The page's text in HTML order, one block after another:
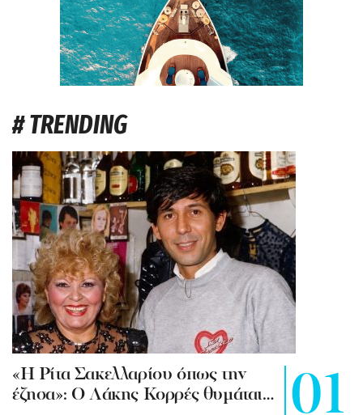
# TRENDING
«Η Ρίτα Σακελλαρίου όπως την
έζησα»: Ο Λάκης Κορρές θυμάται…